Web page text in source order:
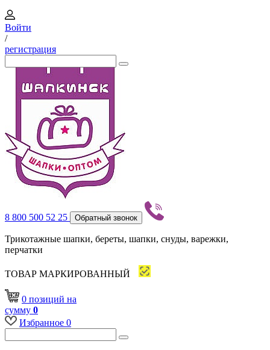
Войти
/
регистрация
8 800 500 52 25 Обратный звонок
Трикотажные шапки, береты, шапки, снуды, варежки,
перчатки
ТОВАР МАРКИРОВАННЫЙ
0 позиций на
сумму 0
Избранное 0